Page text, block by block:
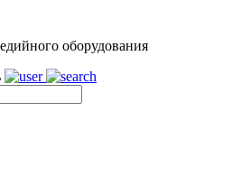
оборудования